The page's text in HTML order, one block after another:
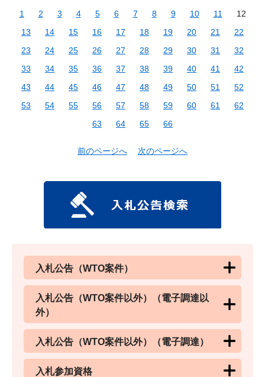
1 2 3 4 5 6 7 8 9 10 11
12
13
14 15 16 17 18 19 20 21
22
23
24 25 26 27 28 29 30 31
32
33
34 35 36 37 38 39 40 41
42
43
44 45 46 47 48 49 50 51
52
53
54 55 56 57 58 59 60 61
62
63
64 65 66
前のページへ 次のページへ
入札公告（WTO案件）
入札公告（WTO案件以外）（電子調達以
外）
入札公告（WTO案件以外）（電子調達）
入札参加資格